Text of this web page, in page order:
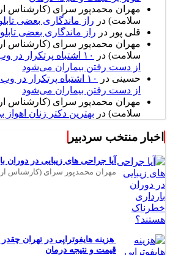
مهران محمدپور سرای (کارشناس
سلامت) در راز ماندگاری بعضی
قلی پور در راز ماندگاری بعضی
مهران محمدپور سرای (کارشناس
سلامت) در
۱۰ اشتباه پرتکرار
از دست رفتن بیماران می‌شود
حسینی در
۱۰ اشتباه پرتکرار
از دست رفتن بیماران می‌شود
مهران محمدپور سرای (کارشناس
سلامت) در بهترین دکتر زنان
اخبار منتخب سردبیر
آیا جراحی های زیبایی در دوران
مهران محمدپور سرای (کارشناس
هزینه هایفوتراپی در تهران
قیمت و نتیجه درمان